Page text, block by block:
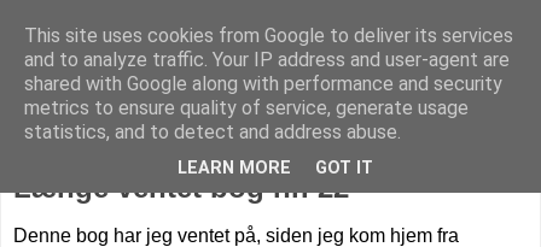
Livet på Vestegnen
Længe ventet bog nr. 22
Denne bog har jeg ventet på, siden jeg kom hjem fra
This site uses cookies from Google to deliver its services
and to analyze traffic. Your IP address and user-agent are
shared with Google along with performance and security
metrics to ensure quality of service, generate usage
statistics, and to detect and address abuse.
LEARN MORE GOT IT